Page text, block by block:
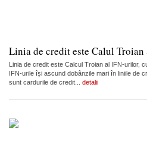
Linia de credit este Calul
Linia de credit este Calcul Troian al IFN-urilor,
IFN-urile își ascund dobânzile mari în liniile de
sunt cardurile de credit... detalii